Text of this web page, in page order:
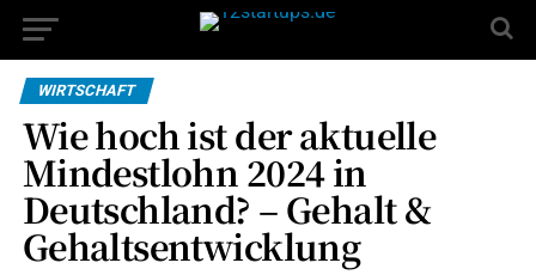
WIRTSCHAFT
Wie hoch ist der aktuelle
Mindestlohn 2024 in
Deutschland? – Gehalt &
Gehaltsentwicklung